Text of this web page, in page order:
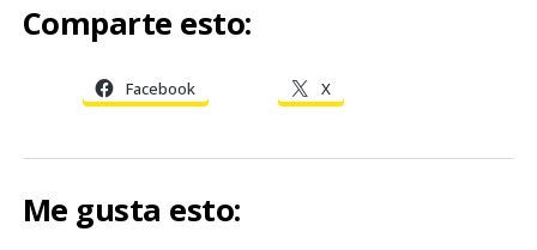
Comparte esto:
Facebook X
Me gusta esto: